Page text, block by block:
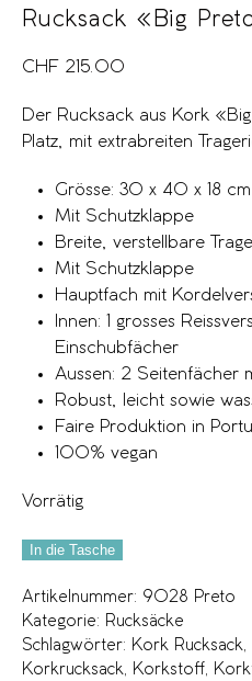
Rucksack «Big
CHF 215.00
Der Rucksack aus Kork
Platz, mit extrabreiten
Grösse: 30 x 40 x 18 cm
Mit Schutzklappe
Breite, verstellbare
Mit Schutzklappe
Hauptfach mit
Innen: 1 grosses
Einschubfächer
Aussen: 2 Seitenfächer
Robust, leicht sowie
Faire Produktion in
100% vegan
Vorrätig
In die Tasche
Artikelnummer: 9028 Preto
Kategorie: Rucksäcke
Schlagwörter: Kork Rucksack,
Korkrucksack, Korkstoff,